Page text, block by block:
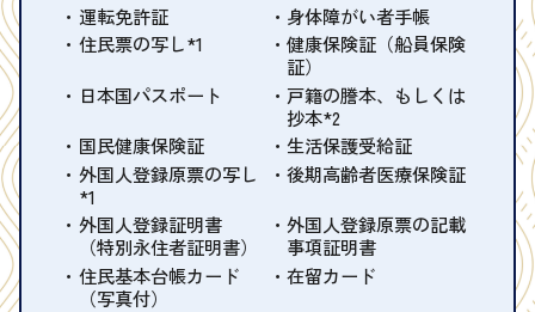
運転免許証
身体障がい者手帳
住民票の写し*1
健康保険証（船員保険
証）
日本国パスポート
戸籍の謄本、もしくは
抄本*2
国民健康保険証
生活保護受給証
外国人登録原票の写し
*1
後期高齢者医療保険証
外国人登録証明書
（特別永住者証明書）
外国人登録原票の記載
事項証明書
住民基本台帳カード
（写真付）
在留カード